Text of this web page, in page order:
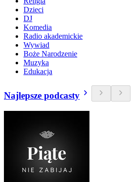
Dzieci
DJ
Komedia
Radio akademickie
Wywiad
Boże Narodzenie
Muzyka
Edukacja
Najlepsze podcasty